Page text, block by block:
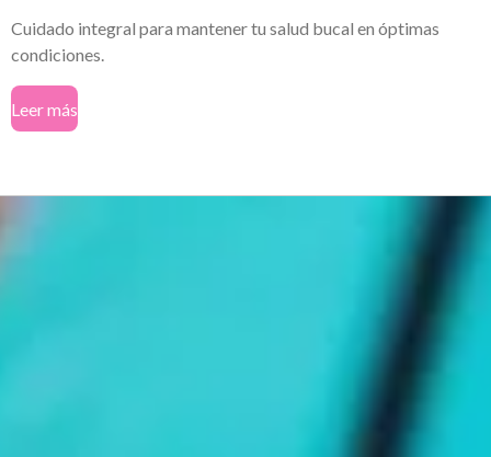
Cuidado integral para mantener tu salud bucal en óptimas
condiciones.
Leer más